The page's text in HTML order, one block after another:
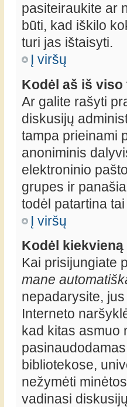
pasiteiraukite ar
būti, kad iškilo
turi jas ištaisyti.
Į viršų
Kodėl aš iš
Ar galite rašyti
diskusijų
tampa prieinami
anoniminis
elektroninio
grupes ir
todėl patartina
Į viršų
Kodėl
Kai prisijungiate
mane
nepadarysite,
Interneto
kad kitas asmuo
bibliotekose,
nežymėti
vadinasi